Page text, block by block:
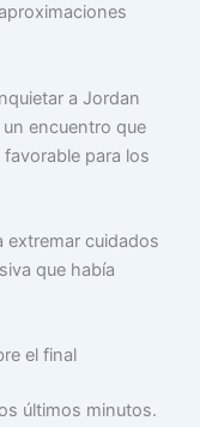
a Jordan
encuentro que
para los
extremar cuidados
que había
el final
últimos minutos.